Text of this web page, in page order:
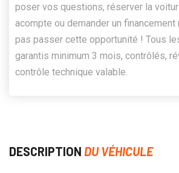
poser vos questions, réserver la
acompte ou demander un
pas passer cette opportunité ! Tous
garantis minimum 3 mois, contrôlés,
contrôle technique valable.
DESCRIPTION DU VÉHICULE